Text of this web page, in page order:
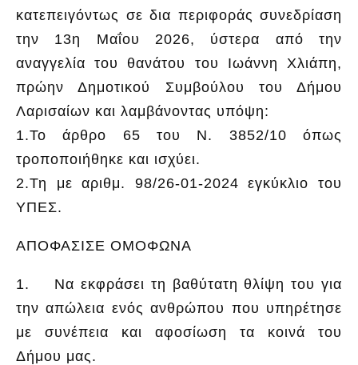
κατεπειγόντως σε δια περιφοράς συνεδρίαση
την 13η Μαΐου 2026, ύστερα από την
αναγγελία του θανάτου του Ιωάννη Χλιάπη,
πρώην Δημοτικού Συμβούλου του Δήμου
Λαρισαίων και λαμβάνοντας υπόψη:
1.Το άρθρο 65 του Ν. 3852/10 όπως
τροποποιήθηκε και ισχύει.
2.Τη με αριθμ. 98/26-01-2024 εγκύκλιο του
ΥΠΕΣ.
ΑΠΟΦΑΣΙΣΕ ΟΜΟΦΩΝΑ
1. Να εκφράσει τη βαθύτατη θλίψη του για
την απώλεια ενός ανθρώπου που υπηρέτησε
με συνέπεια και αφοσίωση τα κοινά του
Δήμου μας.